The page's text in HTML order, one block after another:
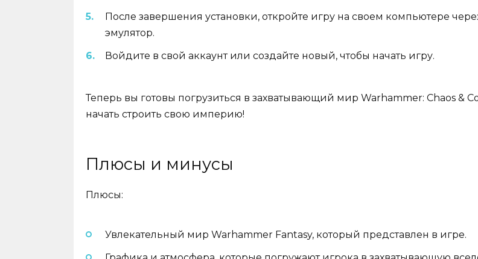
После завершения установки, откройте игру на своем компьютере
эмулятор.
Войдите в свой аккаунт или создайте новый, чтобы начать игру.
Теперь вы готовы погрузиться в захватывающий мир Warhammer: Chaos &
начать строить свою империю!
Плюсы и минусы
Плюсы:
Увлекательный мир Warhammer Fantasy, который представлен в игре.